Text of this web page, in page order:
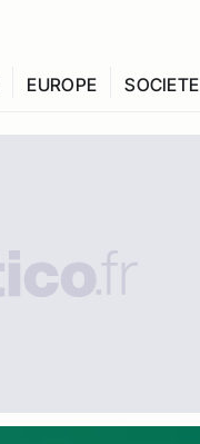
EUROPE SOCIETE